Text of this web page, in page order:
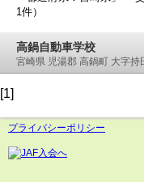
1件）
高鍋自動車学校
宮崎県 児湯郡 高鍋町 大字持
[1]
プライバシーポリシー